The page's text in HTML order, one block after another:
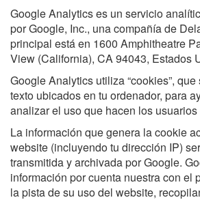
Google Analytics es un servicio
por Google, Inc., una compañía de
principal está en 1600 Amphitheatre
View (California), CA 94043, Estados
Google Analytics utiliza “cookies”,
texto ubicados en tu ordenador, para
analizar el uso que hacen los
La información que genera la cookie
website (incluyendo tu dirección IP)
transmitida y archivada por Google.
información por cuenta nuestra con el
la pista de su uso del website,